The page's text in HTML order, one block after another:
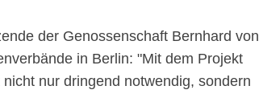
der Genossenschaft Bernhard von
in Berlin: Mit dem Projekt
nur dringend notwendig, sondern